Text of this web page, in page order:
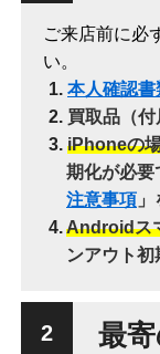
ご来店前に必
い。
本人確認書
買取品（付
iPhoneの
期化が必要
注意事項
Androidス
ンアウト初
最